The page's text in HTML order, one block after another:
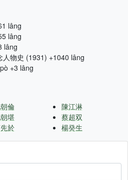
lâng
lâng
lâng
人物史 (1931) +1040 lâng
+3 lâng
倫
堪
於
陳江淋
蔡超双
楊癸生